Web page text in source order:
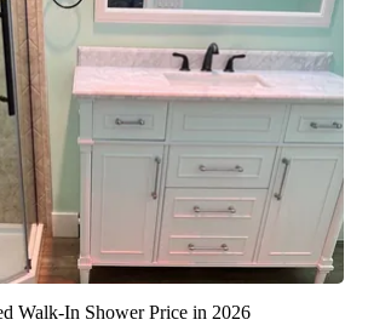
Walk-In Shower Price in 2026